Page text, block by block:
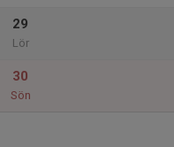
29
Lör
30
Sön